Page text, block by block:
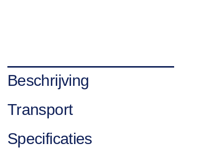
Beschrijving
Transport
Specificaties